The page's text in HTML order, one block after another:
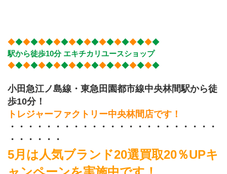
◆◆◆◆◆◆◆◆◆◆◆◆◆◆◆◆◆◆◆◆
駅から徒歩10分 エキチカリユースショップ
◆◆◆◆◆◆◆◆◆◆◆◆◆◆◆◆◆◆◆◆
小田急江ノ島線・東急田園都市線中央林間駅から徒
歩10分！
トレジャーファクトリー中央林間店です！
・・・・・・・・・・・・・・・・・・・・・・・
・・・・・・
5月は人気ブランド20選買取20％UPキ